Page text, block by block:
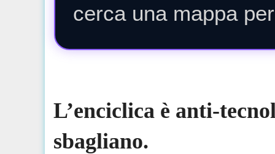
cerca una mappa
L’enciclica è anti-
sbagliano.